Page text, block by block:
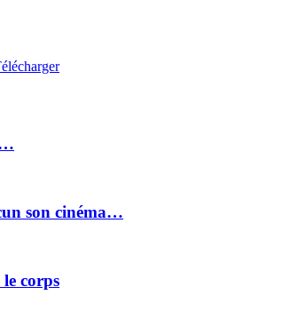
son cinéma…
corps